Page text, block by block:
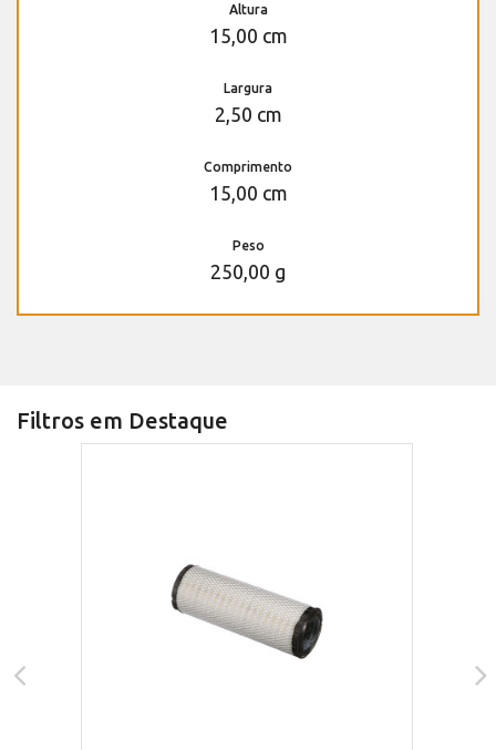
Altura
15,00 cm
Largura
2,50 cm
Comprimento
15,00 cm
Peso
250,00 g
Filtros em Destaque